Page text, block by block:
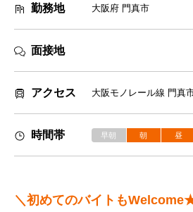
勤務地 大阪府 門真市
面接地
アクセス 大阪モノレール線 門真
時間帯 早朝 朝 昼
＼初めてのバイトも